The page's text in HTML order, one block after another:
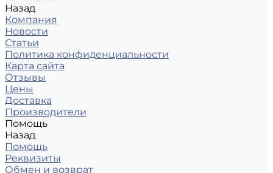
Назад
Компания
Новости
Статьи
Политика конфиденциальности
Карта сайта
Отзывы
Цены
Доставка
Производители
Помощь
Назад
Помощь
Реквизиты
Обмен и возврат